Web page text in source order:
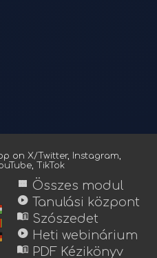
on X/Twitter, Instagram,
, TikTok
view_module Összes modul
play_circle Tanulási központ
menu_book Szószedet
play_circle Heti webinárium
menu_book PDF Kézikönyv